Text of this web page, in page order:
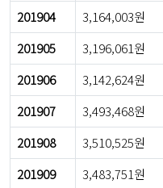
201904
3,164,003원
201905
3,196,061원
201906
3,142,624원
201907
3,493,468원
201908
3,510,525원
201909
3,483,751원